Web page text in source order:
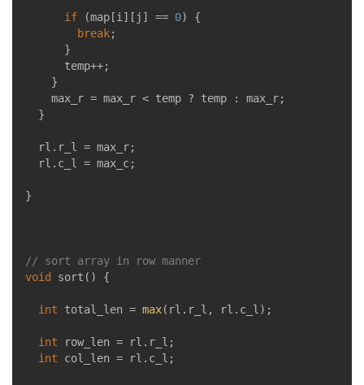
if (map[i][j] == 0) {
break;
}
// sort array in row manner
void
sort () {
int total_len = max(rl.r_l, rl.c_l);
int row_len = rl.r_l;
int col_len = rl.c_l;